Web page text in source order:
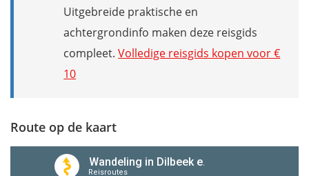
Uitgebreide praktische en
achtergrondinfo maken deze reisgids
compleet.Volledige reisgids kopen voor €
10
Route op de kaart